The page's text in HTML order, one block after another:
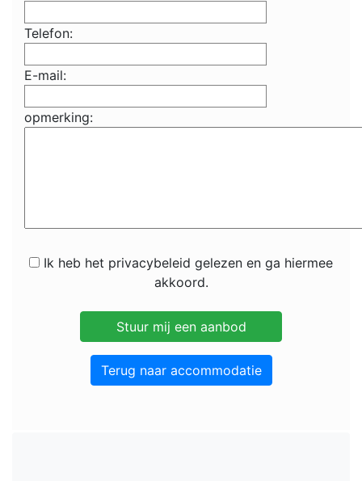
Telefon:
E-mail:
opmerking:
Ik heb het privacybeleid gelezen en ga hiermee
akkoord.
Terug naar accommodatie